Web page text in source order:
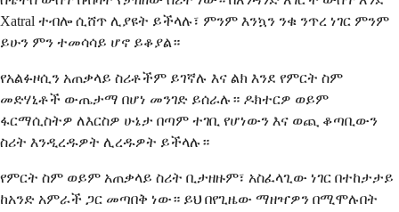
Xatral ተብሎ ሲሸጥ ሊያዩት ይችላሉ፣ ምንም እንኳን ንቁ ንጥረ ነገር ምንም
ይሁን ምን ተመሳሳይ ሆኖ ይቆያል።
የአልፉዞሲን አጠቃላይ ስሪቶችም ይገኛሉ እና ልክ እንደ የምርት ስም
መድሃኒቶች ውጤታማ በሆነ መንገድ ይሰራሉ። ዶክተርዎ ወይም
ፋርማሲስትዎ ለእርስዎ ሁኔታ በጣም ተገቢ የሆነውን እና ወጪ ቆጣቢውን
ስሪት እንዲረዱዎት ሊረዱዎት ይችላሉ።
የምርት ስም ወይም አጠቃላይ ስሪት ቢታዘዙም፣ አስፈላጊው ነገር በተከታታይ
ከአንድ አምራች ጋር መጣበቅ ነው። ይህ በየጊዜው ማዘዣዎን በሚሞሉበት